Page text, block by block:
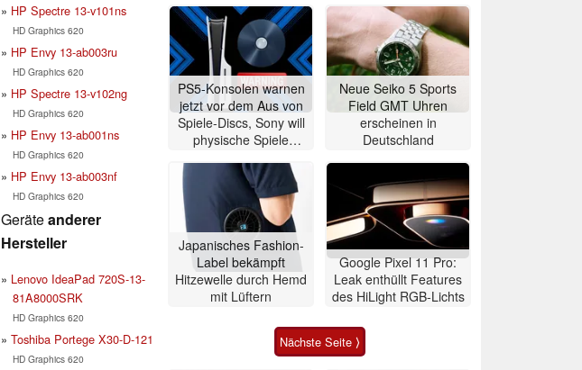
HP Spectre 13-v101ns
HD Graphics 620
HP Envy 13-ab003ru
HD Graphics 620
HP Spectre 13-v102ng
HD Graphics 620
HP Envy 13-ab001ns
HD Graphics 620
HP Envy 13-ab003nf
HD Graphics 620
Geräteanderer
Hersteller
Lenovo IdeaPad 720S-13-
81A8000SRK
HD Graphics 620
Toshiba Portege X30-D-121
HD Graphics 620
PS5-Konsolen warnen
jetzt vor dem Aus von
Spiele-Discs, Sony will
physische Spiele
Neue Seiko 5 Sports
Field GMT Uhren
erscheinen in
Deutschland
Japanisches Fashion-
Label bekämpft
Hitzewelle durch Hemd
mit Lüftern
Google Pixel 11 Pro:
Leak enthüllt Features
des HiLight RGB-Lichts
Nächste Seite ⟩